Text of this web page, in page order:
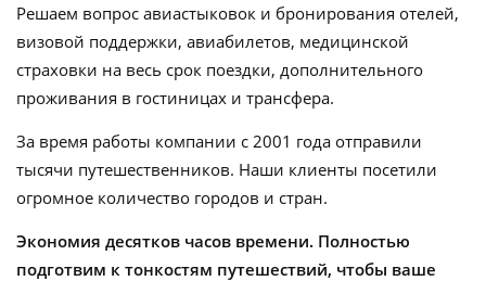
Решаем вопрос авиастыковок и бронирования отелей,
визовой поддержки, авиабилетов, медицинской
страховки на весь срок поездки, дополнительного
проживания в гостиницах и трансфера.
За время работы компании с 2001 года отправили
тысячи путешественников. Наши клиенты посетили
огромное количество городов и стран.
Экономия десятков часов времени. Полностью
подготвим к тонкостям путешествий, чтобы ваше